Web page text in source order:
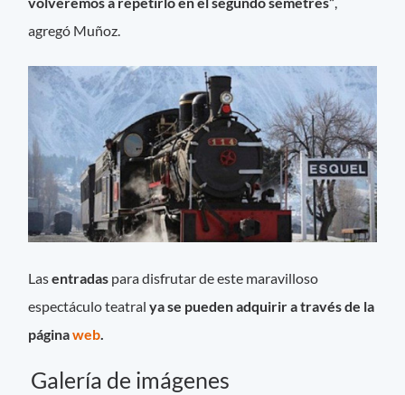
agregó Muñoz.
Lasentradas para disfrutar de este maravilloso
espectáculo teatralya se pueden adquirir a través de la
páginaweb.
Galería de imágenes